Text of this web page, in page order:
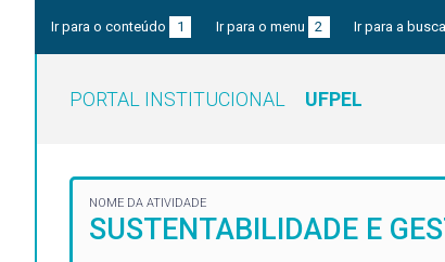
Ir para o conteúdo 1 Ir para o menu 2 Ir para a busca
PORTAL INSTITUCIONAL UFPEL
NOME DA ATIVIDADE
SUSTENTABILIDADE E